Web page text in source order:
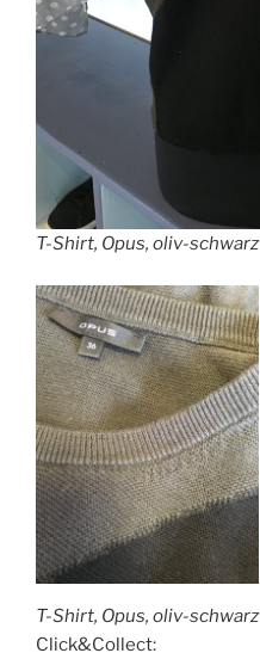
T-Shirt, Opus, oliv-schwarz
T-Shirt, Opus, oliv-schwarz
Click&Collect: